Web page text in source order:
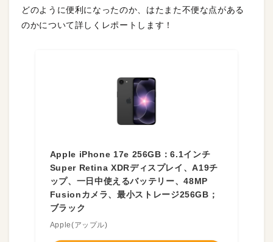
どのように便利になったのか、はたまた不便な点がある
のかについて詳しくレポートします！
Apple iPhone 17e 256GB：6.1インチ
Super Retina XDRディスプレイ、A19チ
ップ、一日中使えるバッテリー、48MP
Fusionカメラ、最小ストレージ256GB；
ブラック
Apple(アップル)